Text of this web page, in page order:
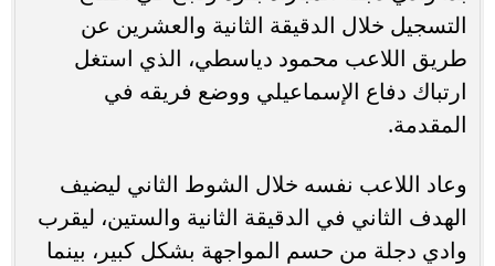
التسجيل خلال الدقيقة الثانية والعشرين عن
طريق اللاعب محمود دياسطي، الذي استغل
ارتباك دفاع الإسماعيلي ووضع فريقه في
المقدمة.
وعاد اللاعب نفسه خلال الشوط الثاني ليضيف
الهدف الثاني في الدقيقة الثانية والستين، ليقرب
وادي دجلة من حسم المواجهة بشكل كبير، بينما